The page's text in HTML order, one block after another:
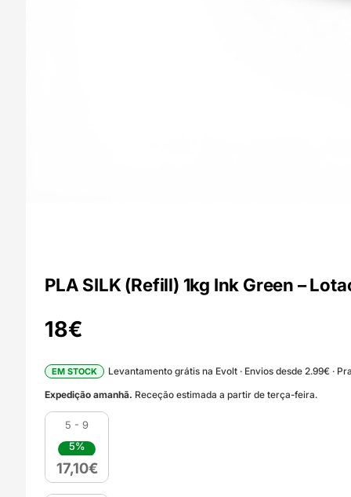
PLA SILK (Refill) 1kg Ink Green –
18€
EM STOCK
Levantamento grátis na Evolt · Envios desde 2.99€ ·
Expedição amanhã. Receção estimada a partir de terça-feira.
5 - 9
5%
17,10€